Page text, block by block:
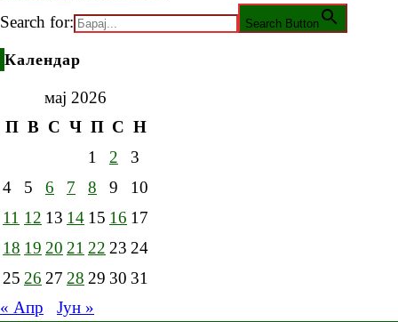
Search for:
Search Button
Календар
мај 2026
П В С Ч П С Н
1
2
3
4
5 6 7 8 9
10
11 12 13 14 15 16 17
18 19 20 21 22 23 24
25 26 27 28 29 30 31
« Апр
Јун »